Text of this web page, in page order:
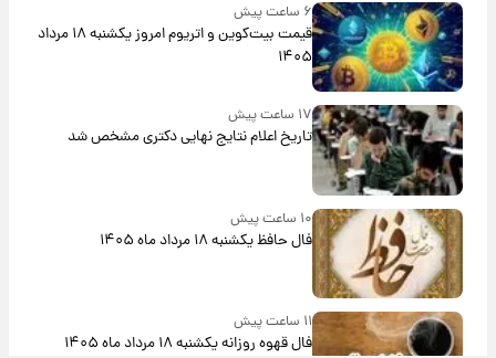
۶ ساعت پیش
قیمت بیت‌کوین و اتریوم امروز یکشنبه ۱۸ مرداد
۱۴۰۵
۱۷ ساعت پیش
تاریخ اعلام نتایج نهایی دکتری مشخص شد
۱۰ ساعت پیش
فال حافظ یکشنبه ۱۸ مرداد ماه ۱۴۰۵
۱۱ ساعت پیش
فال قهوه روزانه یکشنبه ۱۸ مرداد ماه ۱۴۰۵